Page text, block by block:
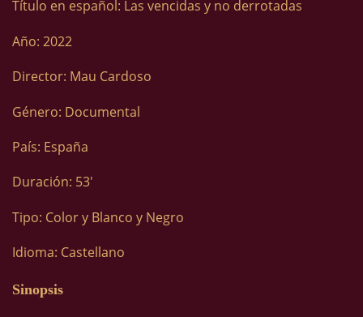
Título en español: Las vencidas y no derrotadas
Año: 2022
Director: Mau Cardoso
Género: Documental
País: España
Duración: 53′
Tipo: Color y Blanco y Negro
Idioma: Castellano
Sinopsis